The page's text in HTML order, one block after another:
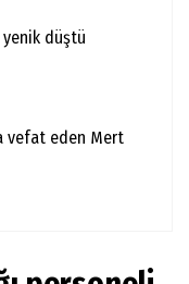
düştü
vefat eden Mert